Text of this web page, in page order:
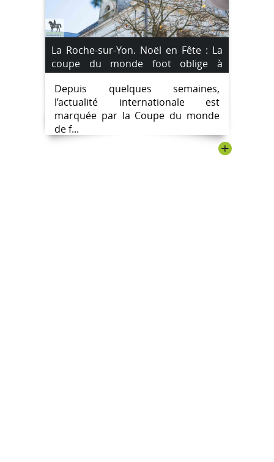
La Roche-sur-Yon. Noël en Fête : La
coupe du monde foot oblige à
décaler des festivités.
Depuis quelques semaines,
l’actualité internationale est
marquée par la Coupe du monde
de f...
+